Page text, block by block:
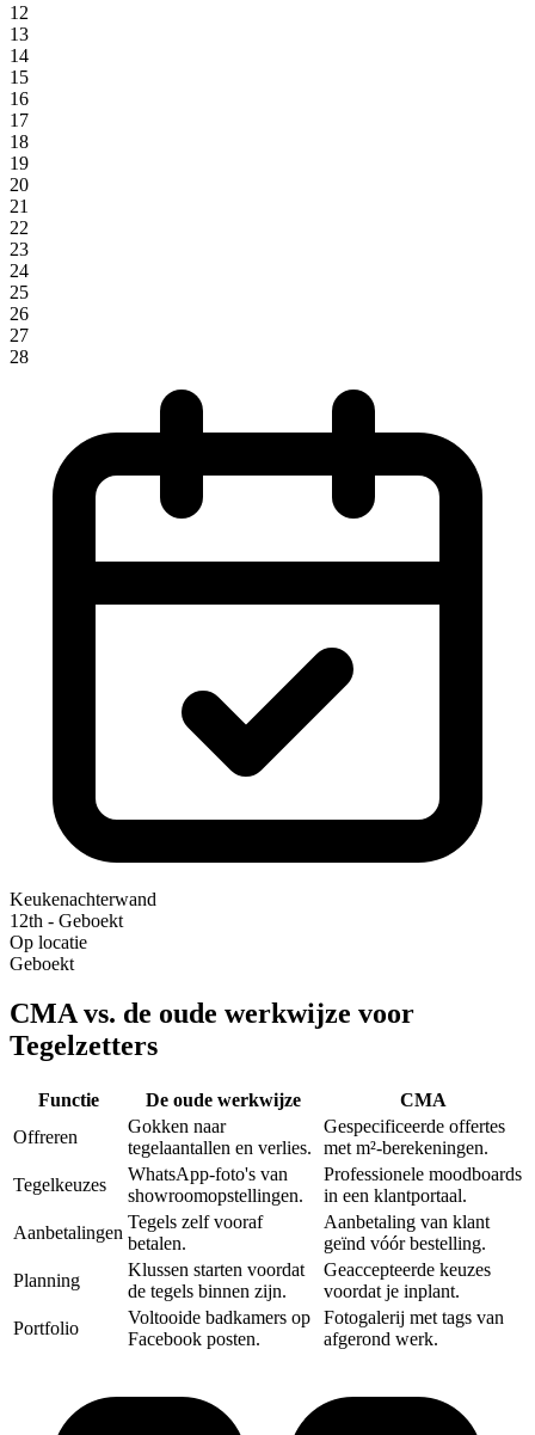
12
13
14
15
16
17
18
19
20
21
22
23
24
25
26
27
28
Keukenachterwand
12th - Geboekt
Op locatie
Geboekt
CMA vs. de oude werkwijze voor
Tegelzetters
Functie De oude werkwijze
CMA‎
Offreren
Gokken naar
tegelaantallen en verlies.
Gespecificeerde offertes
met m²-berekeningen.
Tegelkeuzes
WhatsApp-foto's van
showroomopstellingen.
Professionele moodboards
in een klantportaal.
Aanbetalingen
Tegels zelf vooraf
betalen.
Aanbetaling van klant
geïnd vóór bestelling.
Planning
Klussen starten voordat
de tegels binnen zijn.
Geaccepteerde keuzes
voordat je inplant.
Portfolio
Voltooide badkamers op
Facebook posten.
Fotogalerij met tags van
afgerond werk.